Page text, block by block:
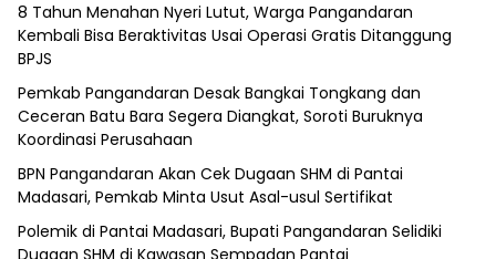
8 Tahun Menahan Nyeri Lutut, Warga Pangandaran
Kembali Bisa Beraktivitas Usai Operasi Gratis Ditanggung
BPJS
Pemkab Pangandaran Desak Bangkai Tongkang dan
Ceceran Batu Bara Segera Diangkat, Soroti Buruknya
Koordinasi Perusahaan
BPN Pangandaran Akan Cek Dugaan SHM di Pantai
Madasari, Pemkab Minta Usut Asal-usul Sertifikat
Polemik di Pantai Madasari, Bupati Pangandaran Selidiki